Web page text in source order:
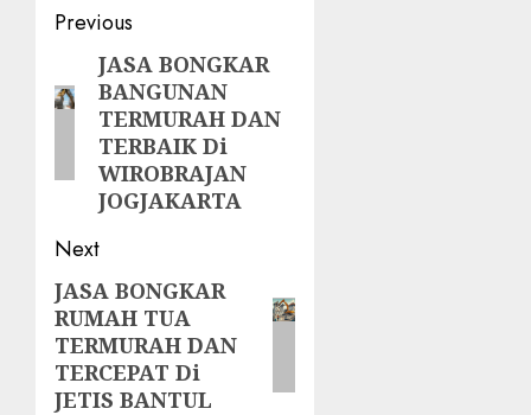
Post
navigation
Previous
Previous
post:
JASA BONGKAR
BANGUNAN
TERMURAH DAN
TERBAIK Di
WIROBRAJAN
JOGJAKARTA
Next
Next
post:
JASA BONGKAR
RUMAH TUA
TERMURAH DAN
TERCEPAT Di
JETIS BANTUL